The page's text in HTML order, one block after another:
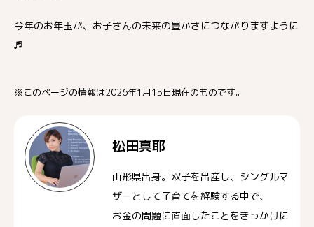
今年のお年玉が、お子さんの未来の豊かさにつながりますように
♬
※このページの情報は2026年1月15日現在のものです。
松田真耶
山形県出身。双子を出産し、シングルマ
ザーとして子育てを経験する中で、
お金の問題に直面したことをきっかけに